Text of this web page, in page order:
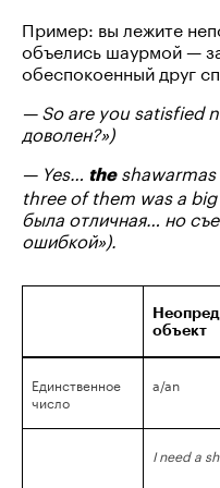
Пример: вы лежите
объелись шаурмой —
обеспокоенный друг
— So are you satisfied
доволен?»)
— Yes… the
three of them was a
была отличная… но
ошибкой»).
объект
Единственное
число
a/an
I need a